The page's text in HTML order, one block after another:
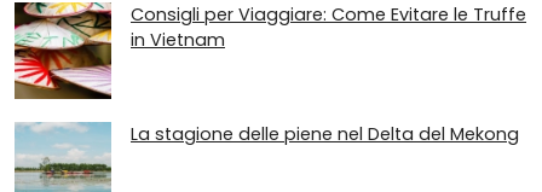
Consigli per Viaggiare: Come Evitare le Truffe
in Vietnam
La stagione delle piene nel Delta del Mekong